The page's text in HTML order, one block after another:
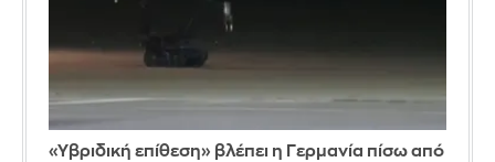
«Υβριδική επίθεση» βλέπει η Γερμανία πίσω από